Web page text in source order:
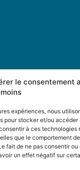
le consentement
expériences, nous
pour stocker et/ou accéder
à ces technologies
que le comportement
fait de ne pas consentir ou
un effet négatif sur